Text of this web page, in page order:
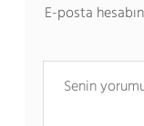
E-posta